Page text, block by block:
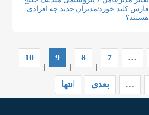
فارس کلید خورد/مدیران جدید چه افرادی
هستند؟
…
7
|
8
|
9
|
10
|
… بعدی انتها